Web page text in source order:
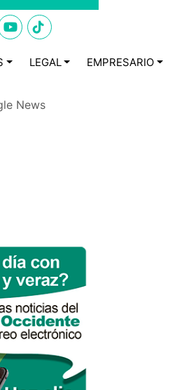
LEGAL EMPRESARIO
News